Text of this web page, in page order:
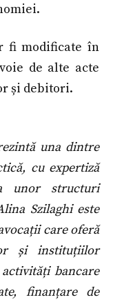
fi modificate în
de alte acte
și debitori.
una dintre
cu expertiză
unor structuri
Szilaghi este
care oferă
și instituțiilor
bancare
finanțare de